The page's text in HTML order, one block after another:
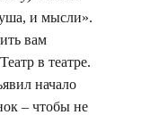
и мысли».
вам
в театре.
начало
– чтобы не